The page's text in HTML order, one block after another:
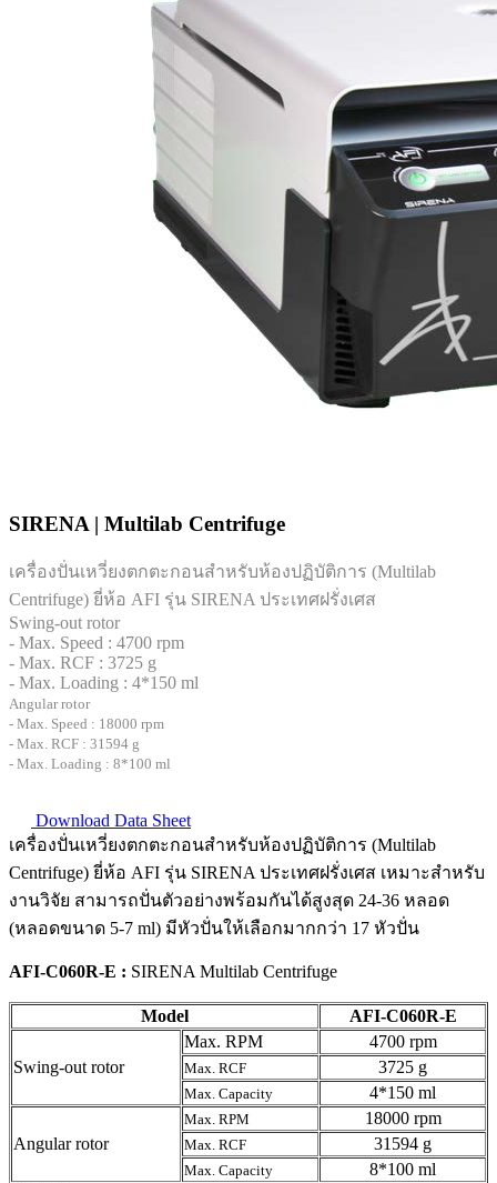
SIRENA | Multilab Centrifuge
เครื่องปั่นเหวี่ยงตกตะกอนสำหรับห้องปฏิบัติการ (Multilab
Centrifuge) ยี่ห้อ AFI รุ่น SIRENA ประเทศฝรั่งเศส
Swing-out rotor
- Max. Speed : 4700 rpm
- Max. RCF : 3725 g
- Max. Loading : 4*150 ml
Angular rotor
- Max. Speed : 18000 rpm
- Max. RCF : 31594 g
- Max. Loading : 8*100 ml
Download Data Sheet
เครื่องปั่นเหวี่ยงตกตะกอนสำหรับห้องปฏิบัติการ (Multilab
Centrifuge) ยี่ห้อ AFI รุ่น SIRENA ประเทศฝรั่งเศส เหมาะสำหรับ
งานวิจัย สามารถปั่นตัวอย่างพร้อมกันได้สูงสุด 24-36 หลอด
(หลอดขนาด 5-7 ml) มีหัวปั่นให้เลือกมากกว่า 17 หัวปั่น
AFI-C060R-E : SIRENA Multilab Centrifuge
Model AFI-C060R-E
Swing-out rotor
Max. RPM 4700 rpm
Max. RCF 3725 g
Max. Capacity 4*150 ml
Angular rotor
Max. RPM 18000 rpm
Max. RCF 31594 g
Max. Capacity
8*100 ml